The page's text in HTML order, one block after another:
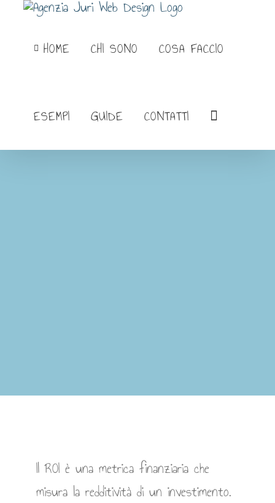
contenutoHOME CHI SONO COSA FACCIO
ESEMPI GUIDE CONTATTI
Il ROI è una metrica finanziaria che
misura la redditività di un investimento.